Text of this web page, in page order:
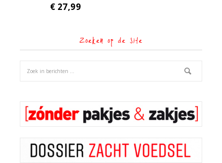
€ 27,99
Zoeken op de site